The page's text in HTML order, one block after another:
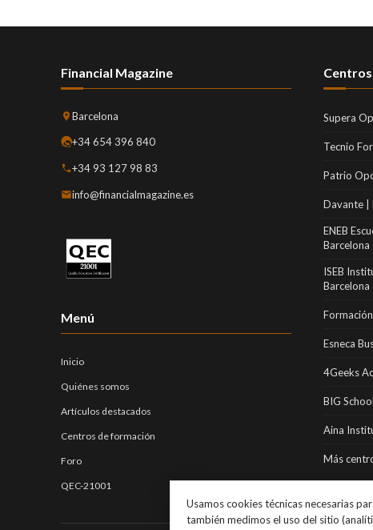
Financial Magazine
Barcelona
+34 654 396 840
+34 93 127 98 83
info@financialmagazine.es
Menú
Inicio
Quiénes somos
Artículos destacados
Centros de formación
Foro
QEC-21001
Supera
Tecnio
Patrio
Davante |
ENEB
Barcelona
ISEB
Barcelona
Esneca
4Geeks
BIG School
Aina
Más
Usamos cookies técnicas necesarias
también medimos el uso del sitio